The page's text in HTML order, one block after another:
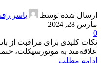
ارسال شده توسط
یاسر
مارس 28, 2024
0
نکات کلیدی برای مراقبت از
علاقه‌مند به موتورسیکلت،
ادامه مطلب